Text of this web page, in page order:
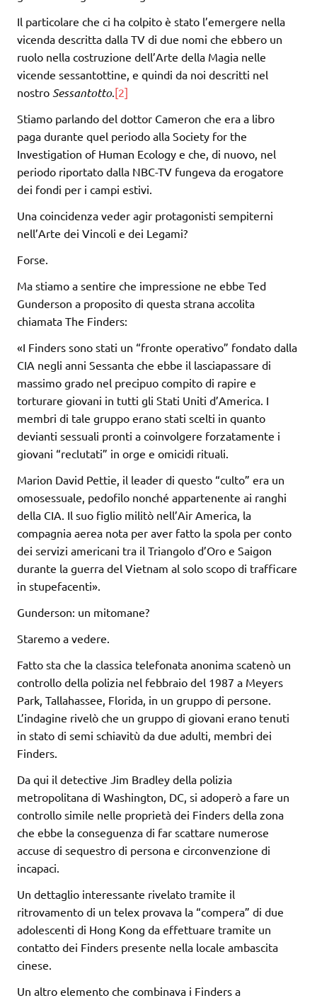
Il particolare che ci ha colpito è stato l’emergere nella
vicenda descritta dalla TV di due nomi che ebbero un
ruolo nella costruzione dell’Arte della Magia nelle
vicende sessantottine, e quindi da noi descritti nel
nostro Sessantotto. [2]
Stiamo parlando del dottor Cameron che era a libro
paga durante quel periodo alla Society for the
Investigation of Human Ecology e che, di nuovo, nel
periodo riportato dalla NBC-TV fungeva da erogatore
dei fondi per i campi estivi.
Una coincidenza veder agir protagonisti sempiterni
nell’Arte dei Vincoli e dei Legami?
Forse.
Ma stiamo a sentire che impressione ne ebbe Ted
Gunderson a proposito di questa strana accolita
chiamata The Finders:
«I Finders sono stati un “fronte operativo” fondato dalla
CIA negli anni Sessanta che ebbe il lasciapassare di
massimo grado nel precipuo compito di rapire e
torturare giovani in tutti gli Stati Uniti d’America. I
membri di tale gruppo erano stati scelti in quanto
devianti sessuali pronti a coinvolgere forzatamente i
giovani “reclutati” in orge e omicidi rituali.
Marion David Pettie, il leader di questo “culto” era un
omosessuale, pedofilo nonché appartenente ai ranghi
della CIA. Il suo figlio militò nell’Air America, la
compagnia aerea nota per aver fatto la spola per conto
dei servizi americani tra il Triangolo d’Oro e Saigon
durante la guerra del Vietnam al solo scopo di trafficare
in stupefacenti».
Gunderson: un mitomane?
Staremo a vedere.
Fatto sta che la classica telefonata anonima scatenò un
controllo della polizia nel febbraio del 1987 a Meyers
Park, Tallahassee, Florida, in un gruppo di persone.
L’indagine rivelò che un gruppo di giovani erano tenuti
in stato di semi schiavitù da due adulti, membri dei
Finders.
Da qui il detective Jim Bradley della polizia
metropolitana di Washington, DC, si adoperò a fare un
controllo simile nelle proprietà dei Finders della zona
che ebbe la conseguenza di far scattare numerose
accuse di sequestro di persona e circonvenzione di
incapaci.
Un dettaglio interessante rivelato tramite il
ritrovamento di un telex provava la “compera” di due
adolescenti di Hong Kong da effettuare tramite un
contatto dei Finders presente nella locale ambascita
cinese.
Un altro elemento che combinava i Finders a